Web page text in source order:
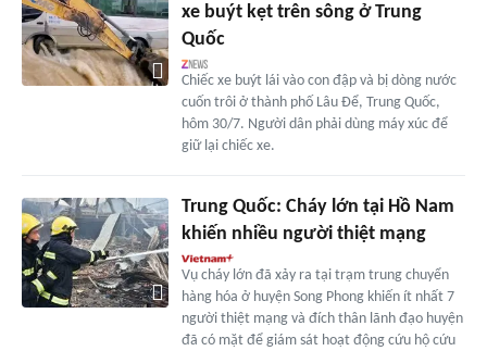
xe buýt kẹt trên sông ở Trung
Quốc
Chiếc xe buýt lái vào con đập và bị dòng nước
cuốn trôi ở thành phố Lâu Để, Trung Quốc,
hôm 30/7. Người dân phải dùng máy xúc để
giữ lại chiếc xe.
Trung Quốc: Cháy lớn tại Hồ Nam
khiến nhiều người thiệt mạng
Vụ cháy lớn đã xảy ra tại trạm trung chuyển
hàng hóa ở huyện Song Phong khiến ít nhất 7
người thiệt mạng và đích thân lãnh đạo huyện
đã có mặt để giám sát hoạt động cứu hộ cứu